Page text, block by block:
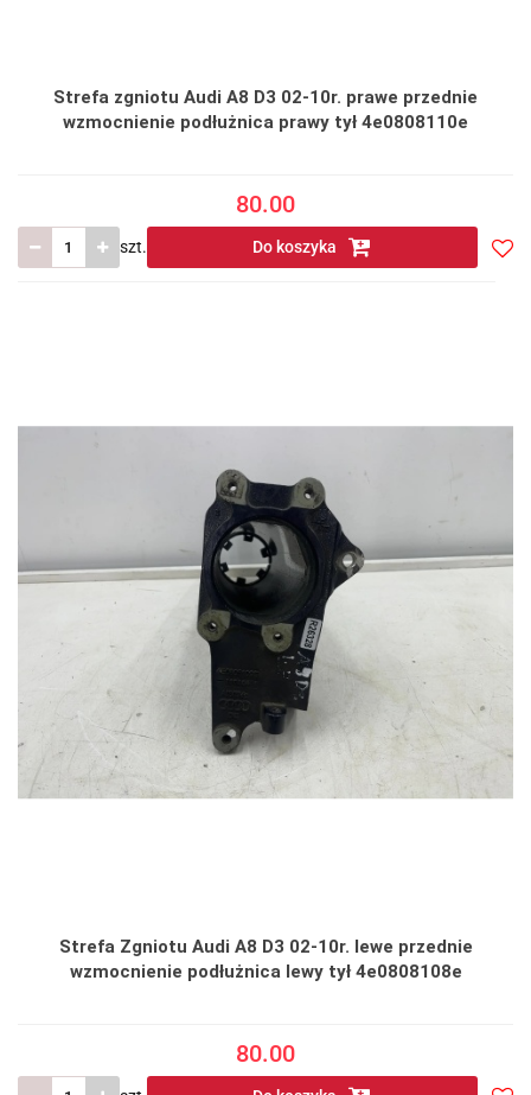
Strefa zgniotu Audi A8 D3 02-10r. prawe przednie
wzmocnienie podłużnica prawy tył 4e0808110e
80.00
szt. Do koszyka
Strefa Zgniotu Audi A8 D3 02-10r. lewe przednie
wzmocnienie podłużnica lewy tył 4e0808108e
80.00